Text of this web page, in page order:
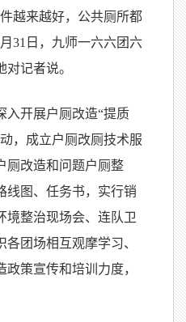
越来越好，公共厕所都
31日，九师一六六团六
记者说。
入开展户厕改造“提质
，成立户厕改厕技术服
厕改造和问题户厕整
线图、任务书，实行销
境整治现场会、连队卫
团场相互观摩学习、
策宣传和培训力度，